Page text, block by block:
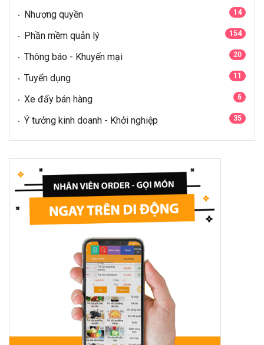
Nhượng quyền 14
Phần mềm quản lý 154
Thông báo - Khuyến mại 20
Tuyển dụng 11
Xe đẩy bán hàng 6
Ý tưởng kinh doanh - Khởi nghiệp 35